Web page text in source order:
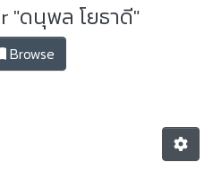
"ดนุพล โยธาดี"
Browse